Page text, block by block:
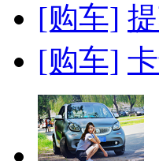
[购车]
[购车]